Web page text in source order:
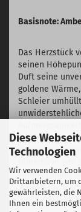
Diese
Technologien
Wir verwenden
Drittanbietern, um
gewährleisten, die
Ihnen ein
Basisnote:
Das Herzstück
seinen
Duft seine
goldene
Schleier
Weise an. Die
von cremiger
Vanille rundet
schafft ein
Sinne noch